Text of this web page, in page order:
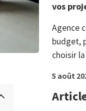
vos
Agence
budget,
choisir
5 août